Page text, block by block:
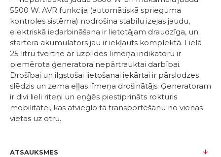
5500 W. AVR funkcija (automātiskā sprieguma
kontroles sistēma) nodrošina stabilu izejas jaudu,
elektriskā iedarbināšana ir lietotājam draudzīga, un
startera akumulators jau ir iekļauts komplektā. Lielā
25 litru tvertne ar uzpildes līmeņa indikatoru ir
piemērota ģeneratora nepārtrauktai darbībai.
Drošībai un ilgstošai lietošanai iekārtai ir pārslodzes
slēdzis un zema eļļas līmeņa drošinātājs. Ģeneratoram
ir divi lieli riteņi un eņģēs piestiprināts rokturis
mobilitātei, kas atvieglo tā transportēšanu no vienas
vietas uz otru.
ATSAUKSMES